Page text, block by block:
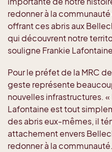
redonner à la
offrant ces abris aux
qui découvrent notre
souligne Frankie
Pour le préfet de la MRC
geste représente
nouvelles infrastructures.
Lafontaine est tout
des abris eux-mêmes, il
attachement envers
redonner à la